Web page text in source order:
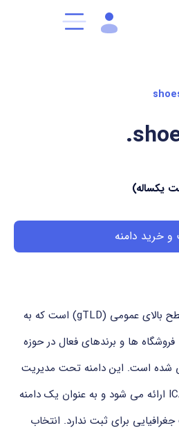
یکساله)
و خرید دامنه
دامنه .shoes یک پسوند سطح بالای عمومی (gTLD) است که به
ها و برندهای فعال در حوزه
شده است. این دامنه تحت مدیریت
Donuts Inc. و نظارت ICANN ارائه می شود و به عنوان یک دامنه
برای ثبت ندارد. انتخاب